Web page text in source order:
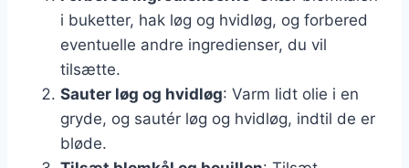
i buketter, hak løg og hvidløg, og forbered
eventuelle andre ingredienser, du vil
tilsætte.
Sauter løg og hvidløg: Varm lidt olie i en
gryde, og sautér løg og hvidløg, indtil de er
bløde.